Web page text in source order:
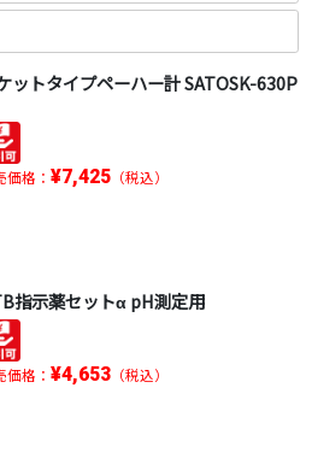
ットタイプペーハー計 SATOSK-630P
価格： ¥7,425（税込）
指示薬セットα pH測定用
価格： ¥4,653（税込）